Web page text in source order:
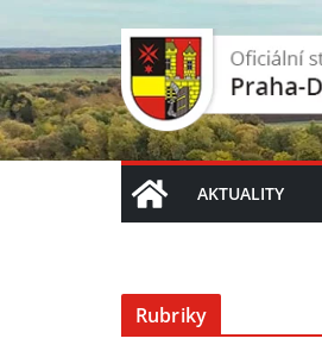
na
obsah
AKTUALITY
Rubriky